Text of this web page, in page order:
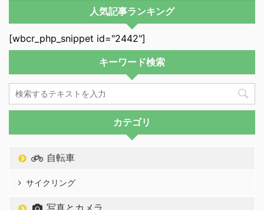
人気記事ランキング
[wbcr_php_snippet id="2442"]
キーワード検索
カテゴリ
自転車
サイクリング
写真とカメラ